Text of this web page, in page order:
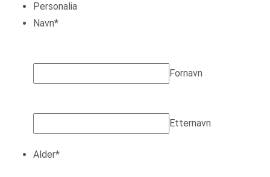
Personalia
Navn*
Fornavn
Etternavn
Alder*